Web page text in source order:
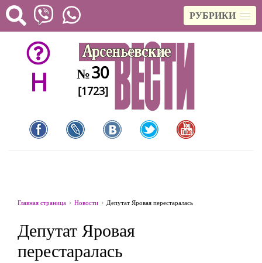
РУБРИКИ
H №30
[1723]
Главная страница Новости Депутат Яровая перестаралась
Депутат Яровая
перестаралась